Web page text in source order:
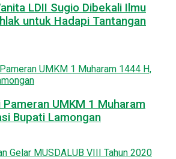
LDII Sugio Dibekali Ilmu
untuk Hadapi Tantangan
UMKM 1 Muharam
Bupati Lamongan